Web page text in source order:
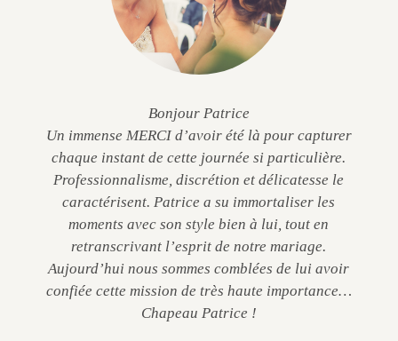
Bonjour Patrice
Un immense MERCI d’avoir été là pour capturer
chaque instant de cette journée si particulière.
Professionnalisme, discrétion et délicatesse le
caractérisent. Patrice a su immortaliser les
moments avec son style bien à lui, tout en
retranscrivant l’esprit de notre mariage.
Aujourd’hui nous sommes comblées de lui avoir
confiée cette mission de très haute importance…
Chapeau Patrice !